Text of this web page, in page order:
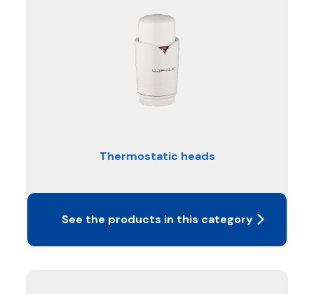
Thermostatic heads
See the products in this category